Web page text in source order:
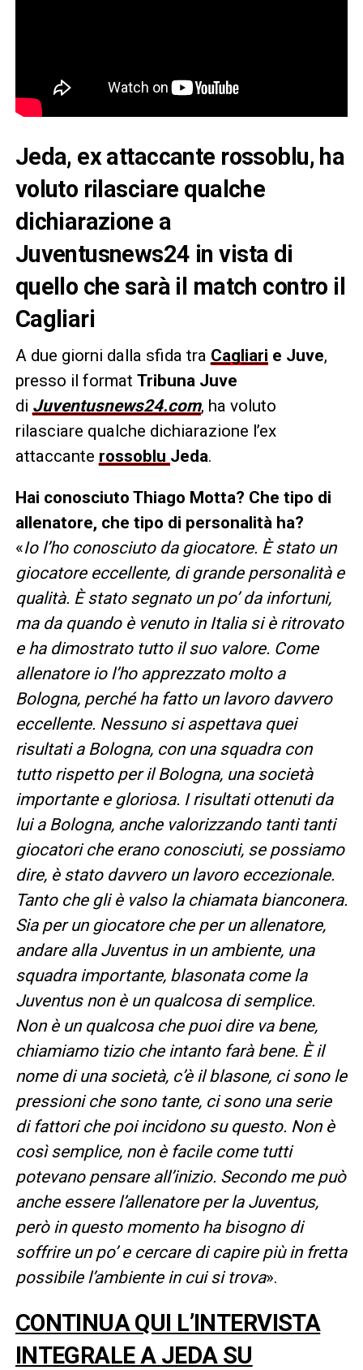
Jeda, ex attaccante rossoblu, ha
voluto rilasciare qualche
dichiarazione a
Juventusnews24 in vista di
quello che sarà il match contro il
Cagliari
A due giorni dalla sfida tra Cagliari e Juve,
presso il format Tribuna Juve
di Juventusnews24.com, ha voluto
rilasciare qualche dichiarazione l’ex
attaccante rossoblu Jeda.
Hai conosciuto Thiago Motta? Che tipo di
allenatore, che tipo di personalità ha?
«Io l’ho conosciuto da giocatore. È stato un
giocatore eccellente, di grande personalità e
qualità. È stato segnato un po’ da infortuni,
ma da quando è venuto in Italia si è ritrovato
e ha dimostrato tutto il suo valore. Come
allenatore io l’ho apprezzato molto a
Bologna, perché ha fatto un lavoro davvero
eccellente. Nessuno si aspettava quei
risultati a Bologna, con una squadra con
tutto rispetto per il Bologna, una società
importante e gloriosa. I risultati ottenuti da
lui a Bologna, anche valorizzando tanti tanti
giocatori che erano conosciuti, se possiamo
dire, è stato davvero un lavoro eccezionale.
Tanto che gli è valso la chiamata bianconera.
Sia per un giocatore che per un allenatore,
andare alla Juventus in un ambiente, una
squadra importante, blasonata come la
Juventus non è un qualcosa di semplice.
Non è un qualcosa che puoi dire va bene,
chiamiamo tizio che intanto farà bene. È il
nome di una società, c’è il blasone, ci sono le
pressioni che sono tante, ci sono una serie
di fattori che poi incidono su questo. Non è
così semplice, non è facile come tutti
potevano pensare all’inizio. Secondo me può
anche essere l’allenatore per la Juventus,
però in questo momento ha bisogno di
soffrire un po’ e cercare di capire più in fretta
possibile l’ambiente in cui si trova».
CONTINUA QUI L’INTERVISTA
INTEGRALE A JEDA SU